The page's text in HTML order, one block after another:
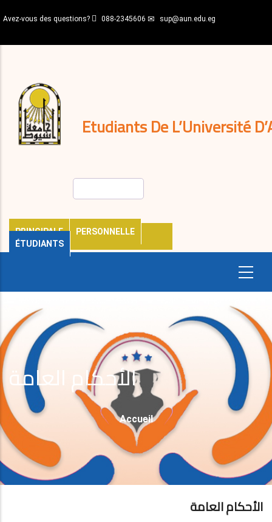
au
principal
Avez-vous des questions? 088-2345606 sup@aun.edu.eg
Etudiants De L’Université
PRINCIPALE
PERSONNELLE
ÉTUDIANTS
décisions
Expatriés
Journal
الأحكام العامة
Fil
D'Ariane
Accueil
الأحكام العامة